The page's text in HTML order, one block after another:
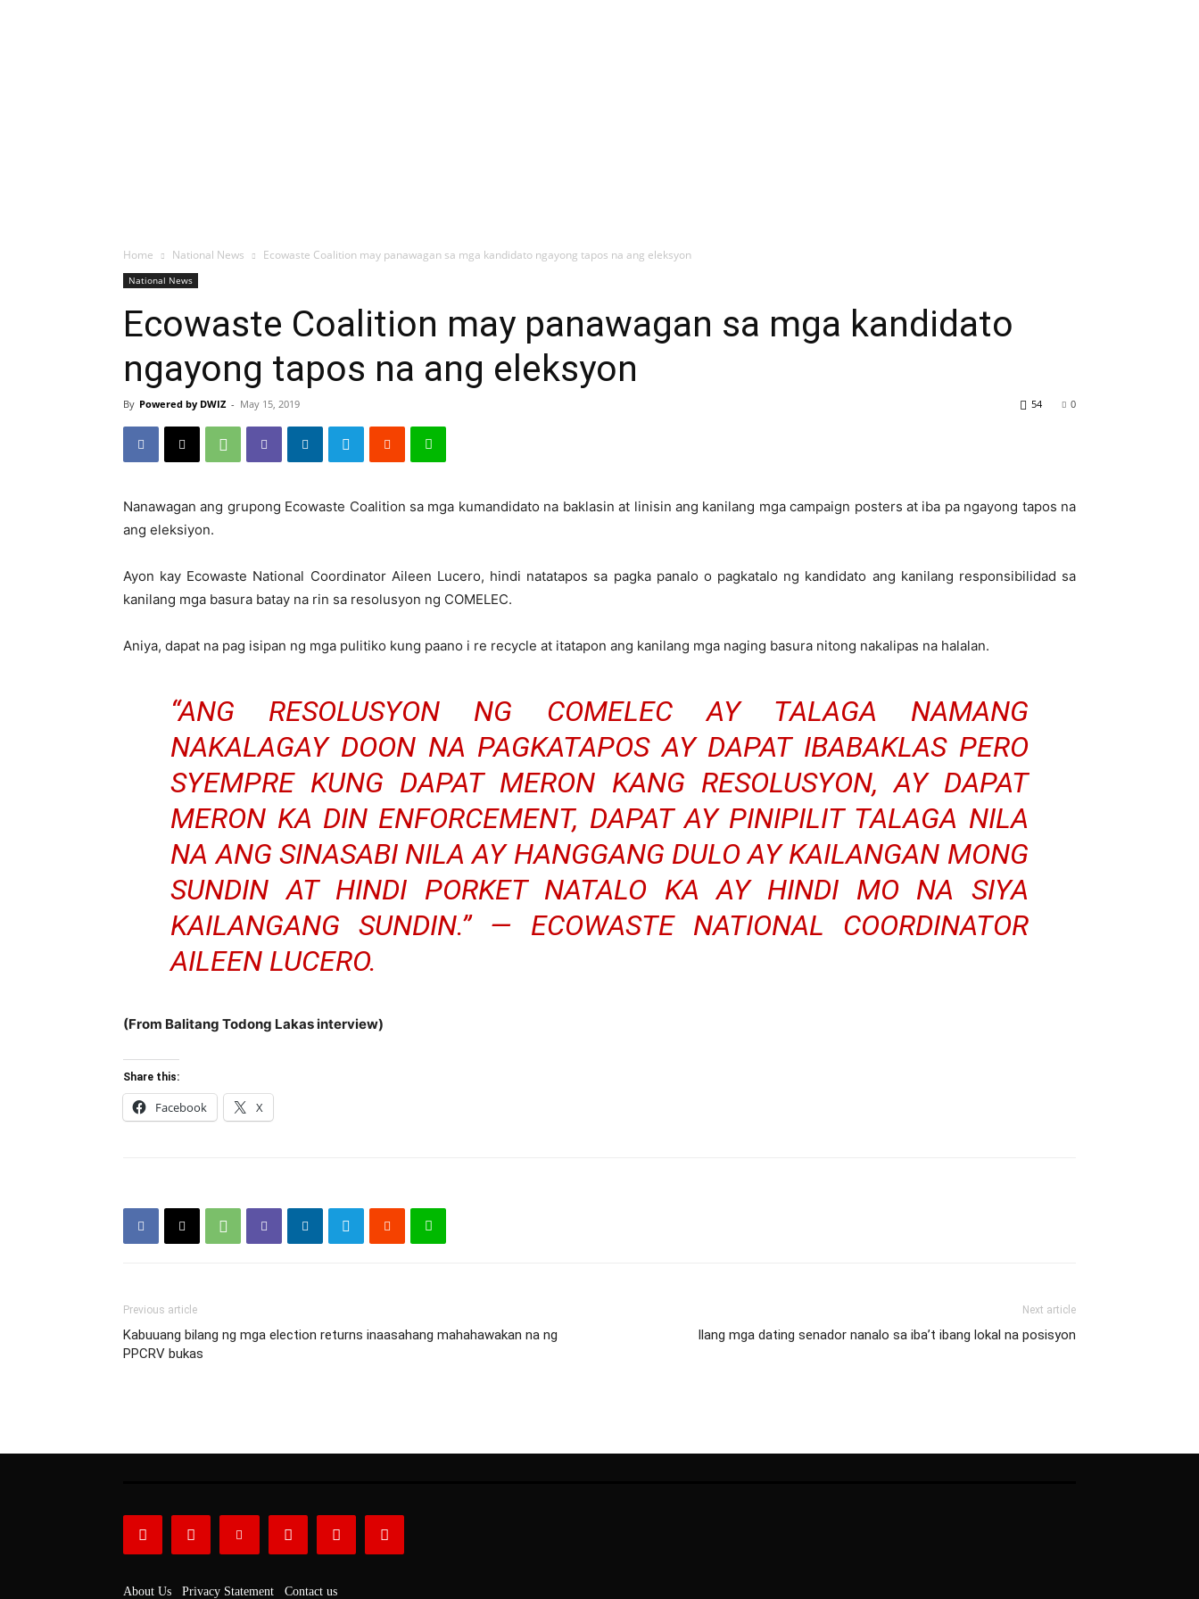
Home National News Ecowaste Coalition may panawagan sa mga kandidato ngayong tapos na ang eleksyon
National News
Ecowaste Coalition may panawagan sa mga kandidato
ngayong tapos na ang eleksyon
By Powered by DWIZ - May 15, 2019 0
54
Nanawagan ang grupong Ecowaste Coalition sa mga kumandidato na baklasin at linisin ang kanilang mga campaign posters at iba pa ngayong tapos na
ang eleksiyon.
Ayon kay Ecowaste National Coordinator Aileen Lucero, hindi natatapos sa pagka panalo o pagkatalo ng kandidato ang kanilang responsibilidad sa
kanilang mga basura batay na rin sa resolusyon ng COMELEC.
Aniya, dapat na pag isipan ng mga pulitiko kung paano i re recycle at itatapon ang kanilang mga naging basura nitong nakalipas na halalan.
“ANG RESOLUSYON NG COMELEC AY TALAGA NAMANG
NAKALAGAY DOON NA PAGKATAPOS AY DAPAT IBABAKLAS PERO
SYEMPRE KUNG DAPAT MERON KANG RESOLUSYON, AY DAPAT
MERON KA DIN ENFORCEMENT, DAPAT AY PINIPILIT TALAGA NILA
NA ANG SINASABI NILA AY HANGGANG DULO AY KAILANGAN MONG
SUNDIN AT HINDI PORKET NATALO KA AY HINDI MO NA SIYA
KAILANGANG SUNDIN.” — ECOWASTE NATIONAL COORDINATOR
AILEEN LUCERO.
(From Balitang Todong Lakas interview)
Share this:
Facebook X
Previous article
Kabuuang bilang ng mga election returns inaasahang mahahawakan na ng
PPCRV bukas
Next article
Ilang mga dating senador nanalo sa iba’t ibang lokal na posisyon
About Us Privacy Statement Contact us